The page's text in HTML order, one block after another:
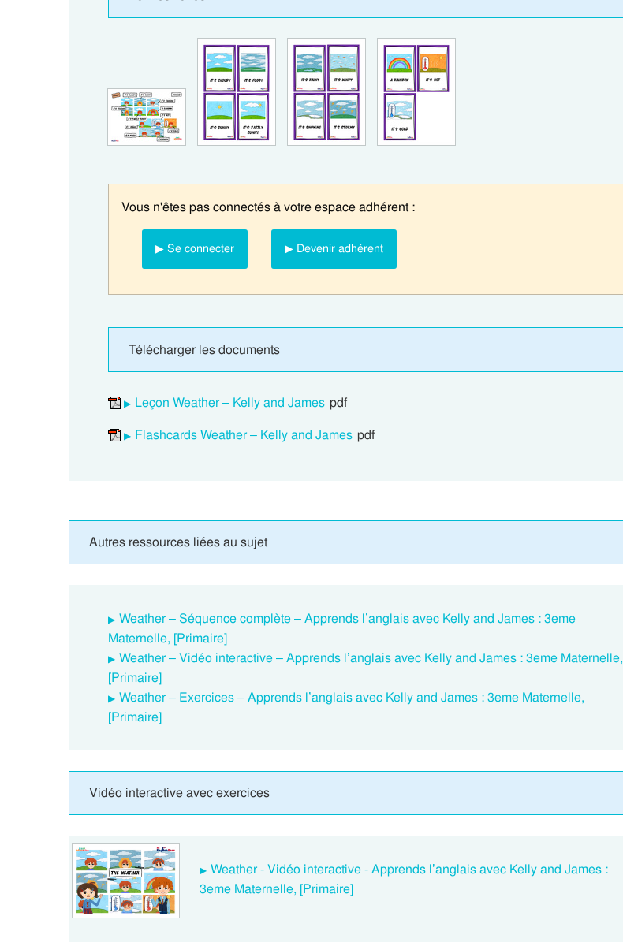
Vous n'êtes pas connectés à votre espace adhérent :
▶ Se connecter ▶ Devenir adhérent
Télécharger les documents
Leçon Weather – Kelly and James pdf
Flashcards Weather – Kelly and James pdf
Autres ressources liées au sujet
Weather – Séquence complète – Apprends l’anglais avec Kelly and James : 3eme
Maternelle, [Primaire]
Weather – Vidéo interactive – Apprends l’anglais avec Kelly and James : 3eme Maternelle,
[Primaire]
Weather – Exercices – Apprends l’anglais avec Kelly and James : 3eme Maternelle,
[Primaire]
Vidéo interactive avec exercices
Weather - Vidéo interactive - Apprends l’anglais avec Kelly and James :
3eme Maternelle, [Primaire]